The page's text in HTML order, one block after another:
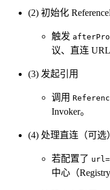
(2) 初始化
触发
议、直连
(3) 发起引用
调用
Invoker。
(4) 处理直连（可选
若配置了
中心（Registry